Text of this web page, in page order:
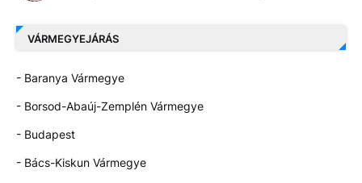
VÁRMEGYEJÁRÁS
- Baranya Vármegye
- Borsod-Abaúj-Zemplén Vármegye
- Budapest
- Bács-Kiskun Vármegye